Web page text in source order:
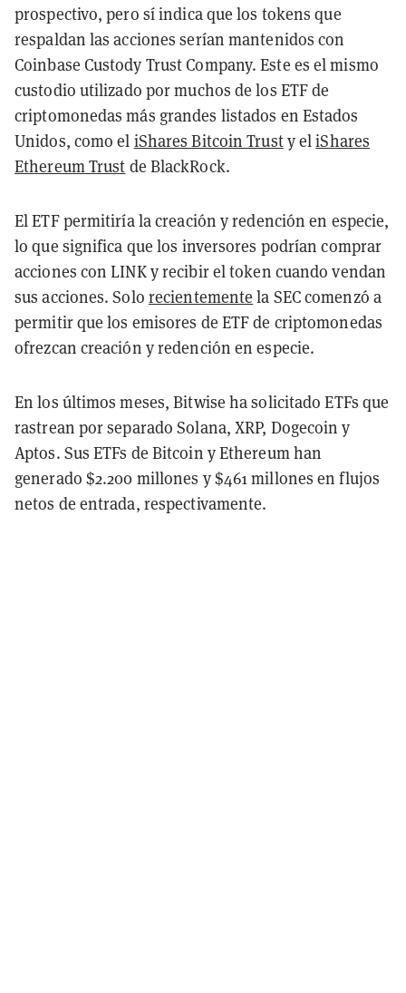
prospectivo, pero sí indica que los tokens que
respaldan las acciones serían mantenidos con
Coinbase Custody Trust Company. Este es el mismo
custodio utilizado por muchos de los ETF de
criptomonedas más grandes listados en Estados
Unidos, como el iShares Bitcoin Trusty eliShares
Ethereum Trust de BlackRock.
El ETF permitiría la creación y redención en especie,
lo que significa que los inversores podrían comprar
acciones con LINK y recibir el token cuando vendan
sus acciones. Solo recientemente la SEC comenzó a
permitir que los emisores de ETF de criptomonedas
ofrezcan creación y redención en especie.
En los últimos meses, Bitwise ha solicitado ETFs que
rastrean por separado Solana, XRP, Dogecoin y
Aptos. Sus ETFs de Bitcoin y Ethereum han
generado $2.200 millones y $461 millones en flujos
netos de entrada, respectivamente.